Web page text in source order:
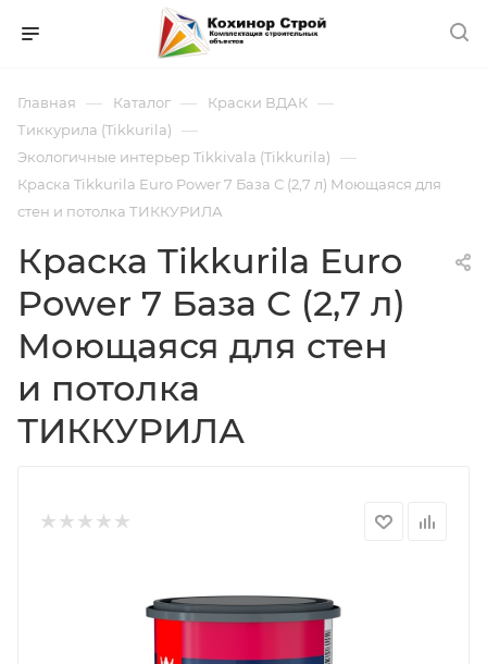
Главная — Каталог — Краски ВДАК —
Тиккурила (Tikkurila) —
Экологичные интерьер Tikkivala (Tikkurila) —
Краска Tikkurila Euro Power 7 База С (2,7 л) Моющаяся для
стен и потолка ТИККУРИЛА
Краска Tikkurila Euro
Power 7 База С (2,7 л)
Моющаяся для стен
и потолка
ТИККУРИЛА